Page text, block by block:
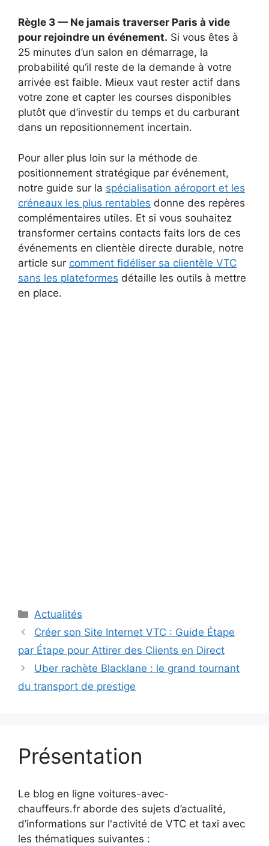
Règle 3 — Ne jamais traverser Paris à vide
pour rejoindre un événement. Si vous êtes à
25 minutes d’un salon en démarrage, la
probabilité qu’il reste de la demande à votre
arrivée est faible. Mieux vaut rester actif dans
votre zone et capter les courses disponibles
plutôt que d’investir du temps et du carburant
dans un repositionnement incertain.
Pour aller plus loin sur la méthode de
positionnement stratégique par événement,
notre guide sur la spécialisation aéroport et les
créneaux les plus rentables donne des repères
complémentaires utiles. Et si vous souhaitez
transformer certains contacts faits lors de ces
événements en clientèle directe durable, notre
article sur comment fidéliser sa clientèle VTC
sans les plateformes détaille les outils à mettre
en place.
Catégories
Actualités
Créer son Site Internet VTC : Guide Étape
par Étape pour Attirer des Clients en Direct
Uber rachète Blacklane : le grand tournant
du transport de prestige
Présentation
Le blog en ligne voitures-avec-
chauffeurs.fr aborde des sujets d’actualité,
d’informations sur l'activité de VTC et taxi avec
les thématiques suivantes :